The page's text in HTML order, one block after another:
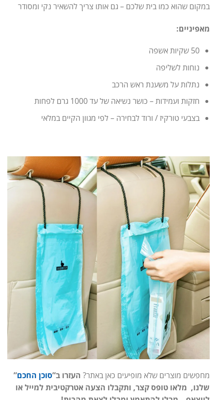
במקום שהוא כמו בית שלכם – גם אותו צריך להשאיר נקי ומסודר
מאפיניים:
50 שקיות אשפה
נוחות לשליפה
נתלות על משענת ראש הרכב
חזקות ועמידות – כושר נשיאה של עד 1000 גרם לפחות
בצבעי טורקיז / ורוד לבחירה – לפי מגוון הקיים במלאי
מחפשים מוצרים שלא מופיעים כאן באתר? העזרו ב”סוכן החכם”
שלנו, מלאו טופס קצר, ותקבלו הצעה אטרקטיבית למייל או